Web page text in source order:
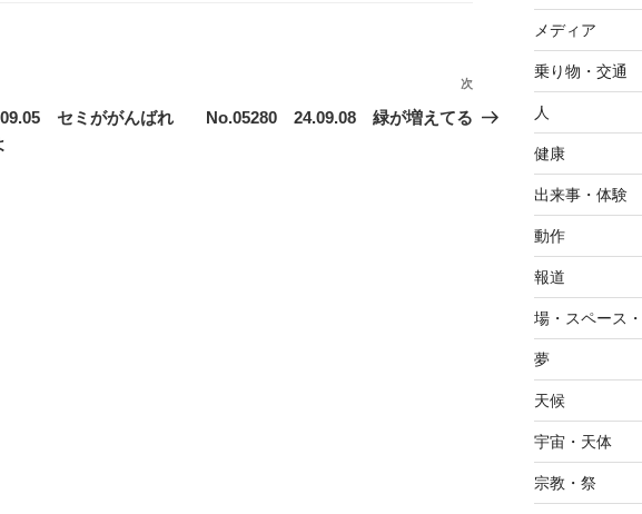
セミががんばれ
次
の
次
No.05280 24.09.08 緑が増えてる
メディア
乗り物・交通
人
健康
出来事・体験
動作
報道
場・スペース
夢
天候
宇宙・天体
宗教・祭